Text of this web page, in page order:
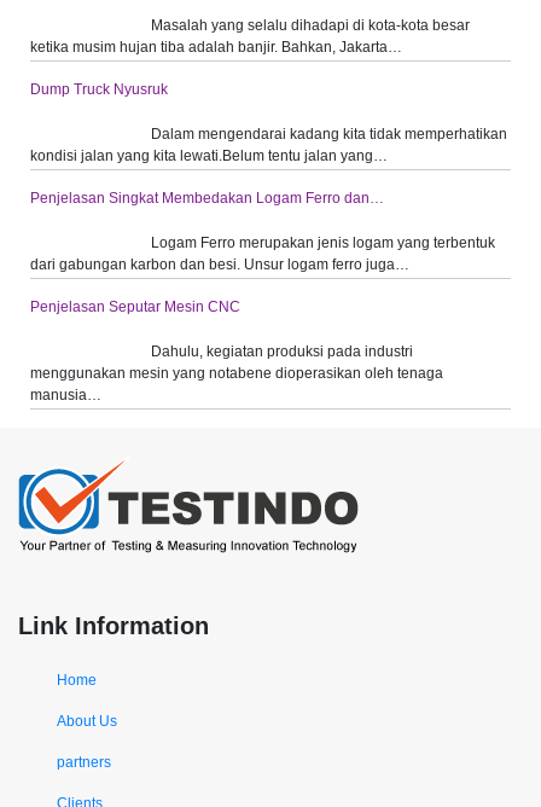
Masalah yang selalu dihadapi di kota-kota besar
ketika musim hujan tiba adalah banjir. Bahkan, Jakarta…
Dump Truck Nyusruk
Dalam mengendarai kadang kita tidak memperhatikan
kondisi jalan yang kita lewati.Belum tentu jalan yang…
Penjelasan Singkat Membedakan Logam Ferro dan…
Logam Ferro merupakan jenis logam yang terbentuk
dari gabungan karbon dan besi. Unsur logam ferro juga…
Penjelasan Seputar Mesin CNC
Dahulu, kegiatan produksi pada industri
menggunakan mesin yang notabene dioperasikan oleh tenaga
manusia…
Link Information
Home
About Us
partners
Clients